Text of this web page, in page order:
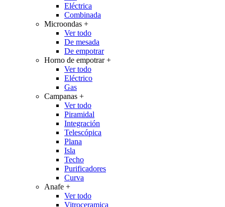
Eléctrica
Combinada
Microondas +
Ver todo
De mesada
De empotrar
Horno de empotrar+
Ver todo
Eléctrico
Gas
Campanas +
Ver todo
Piramidal
Integración
Telescópica
Plana
Isla
Techo
Purificadores
Curva
Anafe +
Ver todo
Vitroceramica